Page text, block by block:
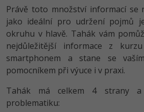
Testování a verzování
UML a návrhové vzory
Spring
ASP.NET MVC
Python
HTML / CSS
UML a návrhové vzory
MS-SQL
Webdesigner
Tester
Systémový administrátor
Grafik / UX/UI návrhář
C++ -80%
Swift -80%
Kotlin -80%
-80%
SEO -30%
UX
Business
Kryptoměny -25%
Právě toto množství informací se
jako ideální pro udržení pojmů
okruhu v hlavě. Tahák vám
nejdůležitější informace z
smartphonem a stane se
pomocníkem při výuce i v praxi.
Tahák má celkem 4 strany a
problematiku: